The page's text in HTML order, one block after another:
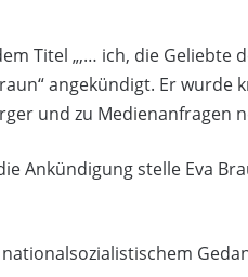
Titel „‚… ich, die
angekündigt. Er
und zu Medienanfragen
Ankündigung stelle Eva